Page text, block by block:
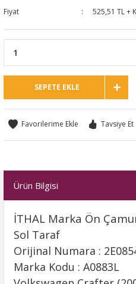
Fiyat
525,51 TL +
SEPETE EKLE
Tavsiye Et
Ürün Bilgisi
İTHAL Marka Ön
Sol Taraf
Orijinal Numara :
Marka Kodu : A0883L